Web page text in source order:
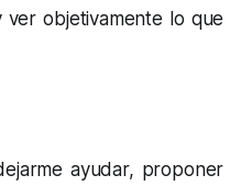
objetivamente lo que
ayudar, proponer